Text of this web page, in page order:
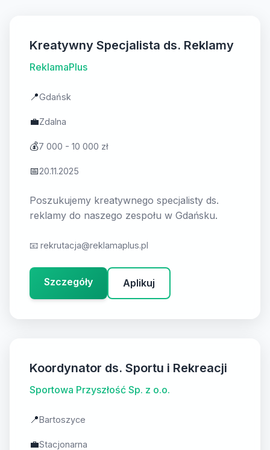
Kreatywny Specjalista ds. Reklamy
ReklamaPlus
📍Gdańsk
💼Zdalna
💰7 000 - 10 000 zł
📅20.11.2025
Poszukujemy kreatywnego specjalisty ds.
reklamy do naszego zespołu w Gdańsku.
📧 rekrutacja@reklamaplus.pl
Szczegóły Aplikuj
Koordynator ds. Sportu i Rekreacji
Sportowa Przyszłość Sp. z o.o.
📍Bartoszyce
💼Stacjonarna